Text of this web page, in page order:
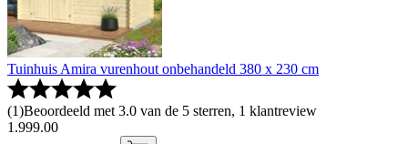
Tuinhuis Amira vurenhout onbehandeld 380 x 230 cm
(1)Beoordeeld met 3.0 van de 5 sterren, 1 klantreview
1 .999.00